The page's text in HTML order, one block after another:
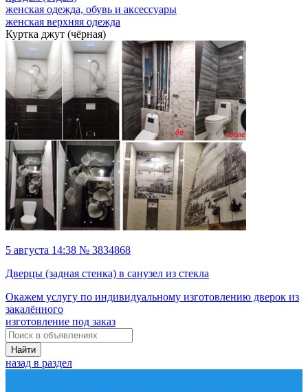
женская одежда, обувь и аксессуары
женская верхняя одежда
Куртка джут (чёрная)
5 августа 14:38 № 3834868
Дверцы (задная стенка) в санузел из стекла
Окажем услугу по индивидуальному изготовлению дверок из
закалённого
изготовление под заказ
Найти
назад в раздел